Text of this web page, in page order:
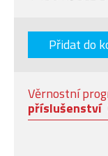
Přidat do
Věrnostní
příslušenství